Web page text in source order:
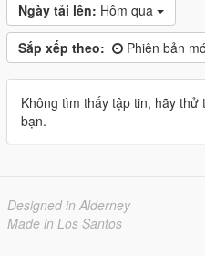
Ngày tải lên: Hôm qua
Sắp xếp theo: Phiên bản
Không tìm thấy tập tin, hãy
bạn.
Designed in Alderney
Made in Los Santos